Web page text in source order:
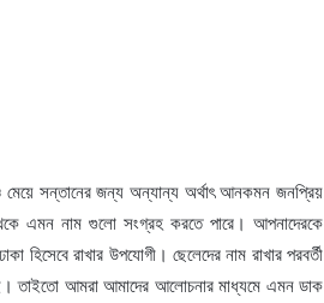
সন্তানের জন্য অন্যান্য অর্থাৎ আনকমন জনপ্রিয়
এমন নাম গুলো সংগ্রহ করতে পারে। আপনাদেরকে
রাখার উপযোগী। ছেলেদের নাম রাখার পরবর্তী
তাইতো আমরা আমাদের আলোচনার মাধ্যমে এমন ডাক